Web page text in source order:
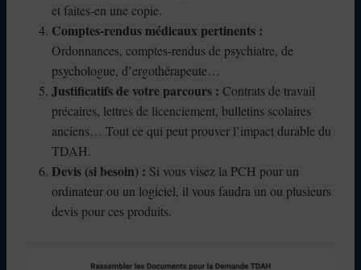
et faites-en une copie.
Comptes-rendus médicaux pertinents :
Ordonnances, comptes-rendus de psychiatre, de
psychologue, d’ergothérapeute…
Justificatifs de votre parcours : Contrats de travail
précaires, lettres de licenciement, bulletins scolaires
anciens… Tout ce qui peut prouver l’impact durable du
TDAH.
Devis (si besoin) : Si vous visez la PCH pour un
ordinateur ou un logiciel, il vous faudra un ou plusieurs
devis pour ces produits.